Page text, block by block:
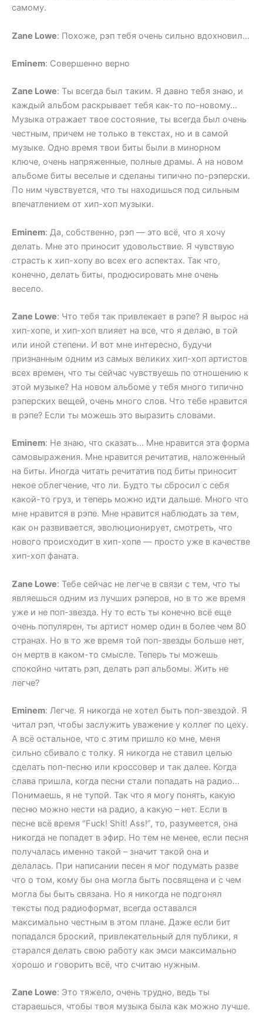
самому.
Zane Lowe: Похоже, рэп тебя очень сильно вдохновил…
Eminem: Совершенно верно
Zane Lowe: Ты всегда был таким. Я давно тебя знаю, и
каждый альбом раскрывает тебя как-то по-новому…
Музыка отражает твое состояние, ты всегда был очень
честным, причем не только в текстах, но и в самой
музыке. Одно время твои биты были в минорном
ключе, очень напряженные, полные драмы. А на новом
альбоме биты веселые и сделаны типично по-рэперски.
По ним чувствуется, что ты находишься под сильным
впечатлением от хип-хоп музыки.
Eminem: Да, собственно, рэп — это всё, что я хочу
делать. Мне это приносит удовольствие. Я чувствую
страсть к хип-хопу во всех его аспектах. Так что,
конечно, делать биты, продюсировать мне очень
весело.
Zane Lowe: Что тебя так привлекает в рэпе? Я вырос на
хип-хопе, и хип-хоп влияет на все, что я делаю, в той
или иной степени. И вот мне интересно, будучи
признанным одним из самых великих хип-хоп артистов
всех времен, что ты сейчас чувствуешь по отношению к
этой музыке? На новом альбоме у тебя много типично
рэперских вещей, очень много слов. Что тебе нравится
в рэпе? Если ты можешь это выразить словами.
Eminem: Не знаю, что сказать… Мне нравится эта форма
самовыражения. Мне нравится речитатив, наложенный
на биты. Иногда читать речитатив под биты приносит
некое облегчение, что ли. Будто ты сбросил с себя
какой-то груз, и теперь можно идти дальше. Много что
мне нравится в рэпе. Мне нравится наблюдать за тем,
как он развивается, эволюционирует, смотреть, что
нового происходит в хип-хопе — просто уже в качестве
хип-хоп фаната.
Zane Lowe: Тебе сейчас не легче в связи с тем, что ты
являешься одним из лучших рэперов, но в то же время
уже и не поп-звезда. Ну то есть ты конечно всё еще
очень популярен, ты артист номер один в более чем 80
странах. Но в то же время той поп-звезды больше нет,
он мертв в каком-то смысле. Теперь ты можешь
спокойно читать рэп, делать рэп альбомы. Жить не
легче?
Eminem: Легче. Я никогда не хотел быть поп-звездой. Я
читал рэп, чтобы заслужить уважение у коллег по цеху.
А всё остальное, что с этим пришло ко мне, меня
сильно сбивало с толку. Я никогда не ставил целью
сделать поп-песню или кроссовер и так далее. Когда
слава пришла, когда песни стали попадать на радио…
Понимаешь, я не тупой. Так что я могу понять, какую
песню можно нести на радио, а какую – нет. Если в
песне всё время “Fuck! Shit! Ass!”, то, разумеется, она
никогда не попадет в эфир. Но тем не менее, если песня
получалась именно такой – значит такой она и
делалась. При написании песен я мог подумать разве
что о том, кому бы она могла быть посвящена и с чем
могла бы быть связана. Но я никогда не подгонял
тексты под радиоформат, всегда оставался
максимально честным в этом плане. Даже если бит
попадался броский, привлекательный для публики, я
старался делать свою работу как эмси максимально
хорошо и говорить всё, что считаю нужным.
Zane Lowe: Это тяжело, очень трудно, ведь ты
стараешься, чтобы твоя музыка была как можно лучше.